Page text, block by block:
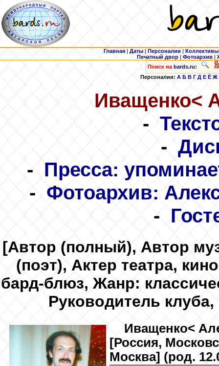
Главная | Даты | Персоналии | Коллективы
Печатный двор |Фотоархив |
Поиск на bards.ru:
Персоналии: А Б В Г Д Е Ё Ж
Иващенко<
-
-
- Пресса:
-Фотоархив:
-
[Автор (полный), Автор
(поэт), Актер театра,
бард-блюз, Жанр:
Руководитель
Иващенко<
[Россия,
Москва] (род.